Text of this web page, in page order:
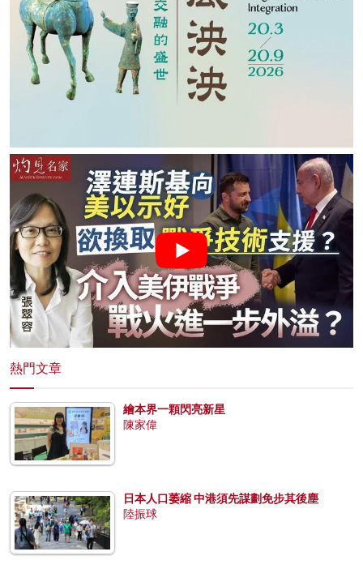
熱門文章
繪本界一顆閃亮新星
陳家偉
日本人口萎縮 中港須先謀劃免步其後塵
陸振球